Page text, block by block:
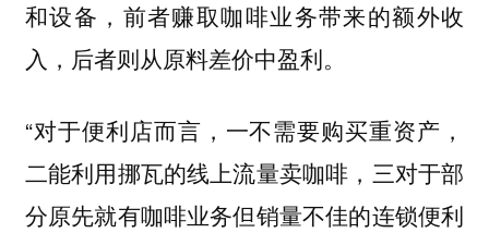
和设备，前者赚取咖啡业务带来的额外收
入，后者则从原料差价中盈利。
“对于便利店而言，一不需要购买重资产，
二能利用挪瓦的线上流量卖咖啡，三对于部
分原先就有咖啡业务但销量不佳的连锁便利